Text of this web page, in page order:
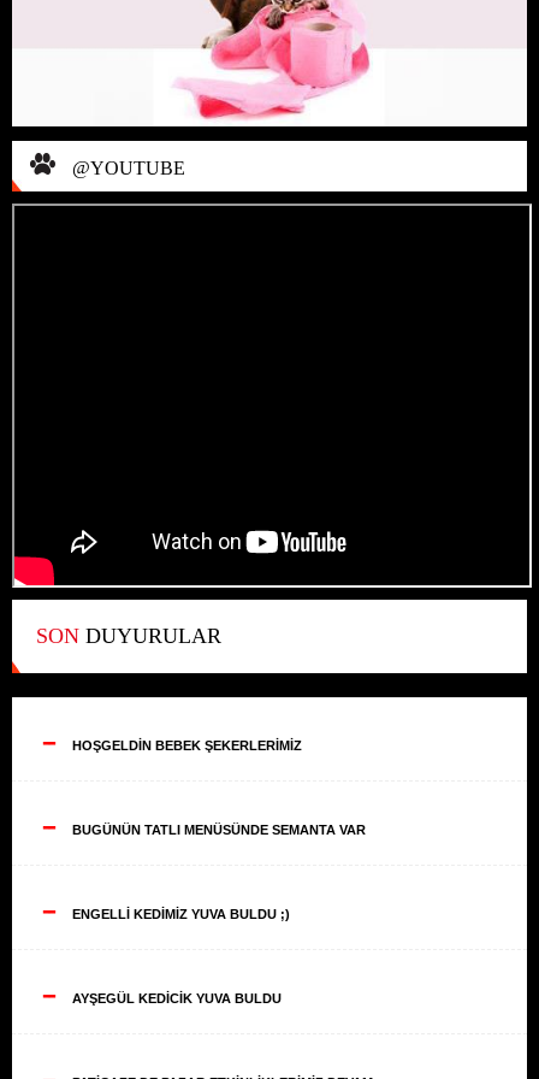
@YOUTUBE
SON DUYURULAR
-- HOŞGELDİN BEBEK ŞEKERLERİMİZ
-- BUGÜNÜN TATLI MENÜSÜNDE SEMANTA VAR
-- ENGELLİ KEDİMİZ YUVA BULDU ;)
-- AYŞEGÜL KEDİCİK YUVA BULDU